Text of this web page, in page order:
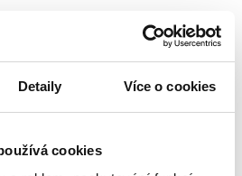
Detaily Více o cookies
cookies